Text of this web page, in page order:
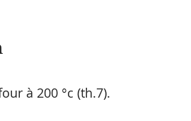
à 200 °c (th.7).